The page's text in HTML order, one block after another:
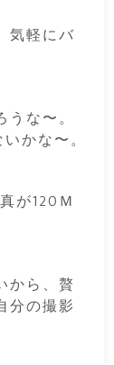
気軽にバ
な〜。
かな〜。
が120Ｍ
から、贅
分の撮影